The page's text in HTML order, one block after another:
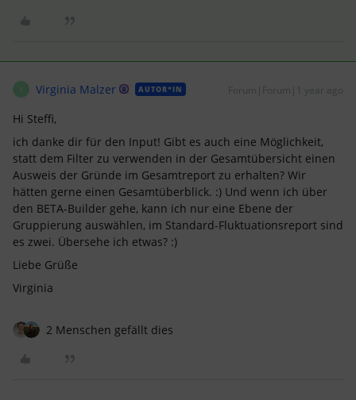
Virginia Malzer AUTOR*IN Forum|Forum|1 year ago
Hi Steffi,
ich danke dir für den Input! Gibt es auch eine Möglichkeit,
statt dem Filter zu verwenden in der Gesamtübersicht einen
Ausweis der Gründe im Gesamtreport zu erhalten? Wir
hätten gerne einen Gesamtüberblick. :) Und wenn ich über
den BETA-Builder gehe, kann ich nur eine Ebene der
Gruppierung auswählen, im Standard-Fluktuationsreport sind
es zwei. Übersehe ich etwas? :)
Liebe Grüße
Virginia
2 Menschen gefällt dies